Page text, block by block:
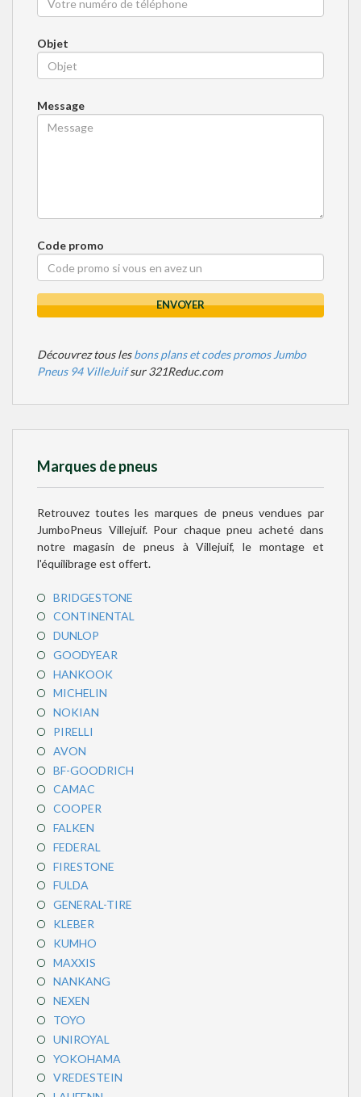
Objet
Message
Code promo
ENVOYER
Découvrez tous lesbons plans et codes promos Jumbo
Pneus 94 VilleJuifsur 321Reduc.com
Marques de pneus
Retrouvez toutes les marques de pneus vendues par
JumboPneus Villejuif. Pour chaque pneu acheté dans
notre magasin de pneus à Villejuif, le montage et
l'équilibrage est offert.
BRIDGESTONE
CONTINENTAL
DUNLOP
GOODYEAR
HANKOOK
MICHELIN
NOKIAN
PIRELLI
AVON
BF-GOODRICH
CAMAC
COOPER
FALKEN
FEDERAL
FIRESTONE
FULDA
GENERAL-TIRE
KLEBER
KUMHO
MAXXIS
NANKANG
NEXEN
TOYO
UNIROYAL
YOKOHAMA
VREDESTEIN